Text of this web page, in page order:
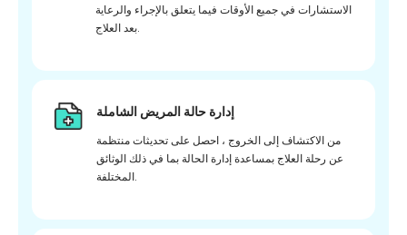
الاستشارات في جميع الأوقات فيما يتعلق بالإجراء والرعاية
بعد العلاج.
إدارة حالة المريض الشاملة
من الاكتشاف إلى الخروج ، احصل على تحديثات منتظمة
عن رحلة العلاج بمساعدة إدارة الحالة بما في ذلك الوثائق
المختلفة.